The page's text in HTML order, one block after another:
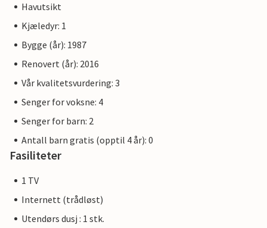
Havutsikt
Kjæledyr: 1
Bygge (år): 1987
Renovert (år): 2016
Vår kvalitetsvurdering: 3
Senger for voksne: 4
Senger for barn: 2
Antall barn gratis (opptil 4 år): 0
Fasiliteter
1 TV
Internett (trådløst)
Utendørs dusj : 1 stk.